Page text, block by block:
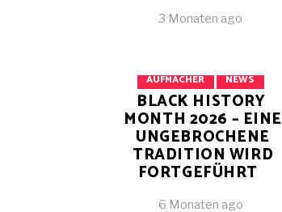
3 Monaten ago
AUFMACHER
NEWS
BLACK HISTORY
MONTH 2026 – EINE
UNGEBROCHENE
TRADITION WIRD
FORTGEFÜHRT
6 Monaten ago